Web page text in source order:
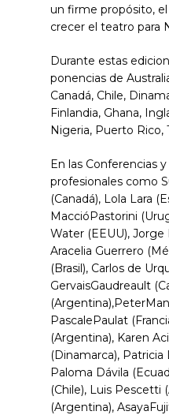
un firme propósito,
crecer el teatro para
Durante estas
ponencias de
Canadá, Chile,
Finlandia, Ghana,
Nigeria, Puerto Rico,
En las Conferencias
profesionales como
(Canadá), Lola Lara
MaccióPastorini
Water (EEUU),
Aracelia Guerrero
(Brasil), Carlos de
GervaisGaudreault
PascalePaulat
(Argentina), Karen
(Dinamarca),
Paloma Dávila
(Chile), Luis Pescetti
(Argentina),